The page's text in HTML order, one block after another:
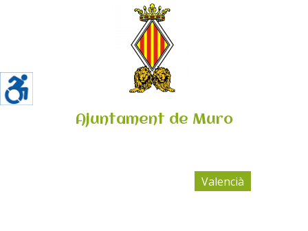
Ajuntament de Muro
Valencià